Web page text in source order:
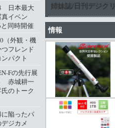
姉妹誌/日刊デジクリ
情報
日本最大
イベン
同時開催
（外観・機
フレンド
パクト
Fの先行展
赤城耕一
のトーク
陥ったパ
ジカメ